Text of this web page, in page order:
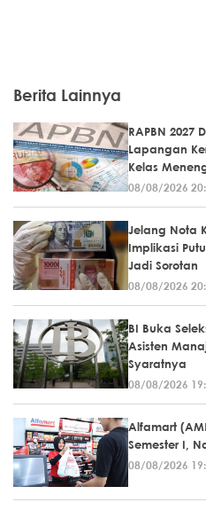
Berita Lainnya
RAPBN 2027
Lapangan
Kelas
08/08/2026
Jelang Nota
Implikasi
Jadi Sorotan
08/08/2026
BI Buka
Asisten
Syaratnya
08/08/2026
Alfamart
Semester I,
08/08/2026